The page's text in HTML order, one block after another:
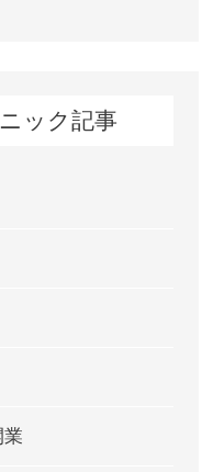
ック記事
業